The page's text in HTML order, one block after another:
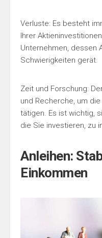
Verluste: Es besteht
Ihrer
Unternehmen, dessen
Schwierigkeiten gerät.
Zeit und Forschung:
und Recherche, um
tätigen. Es ist wichtig,
die Sie investieren, zu
Anleihen:
Einkommen